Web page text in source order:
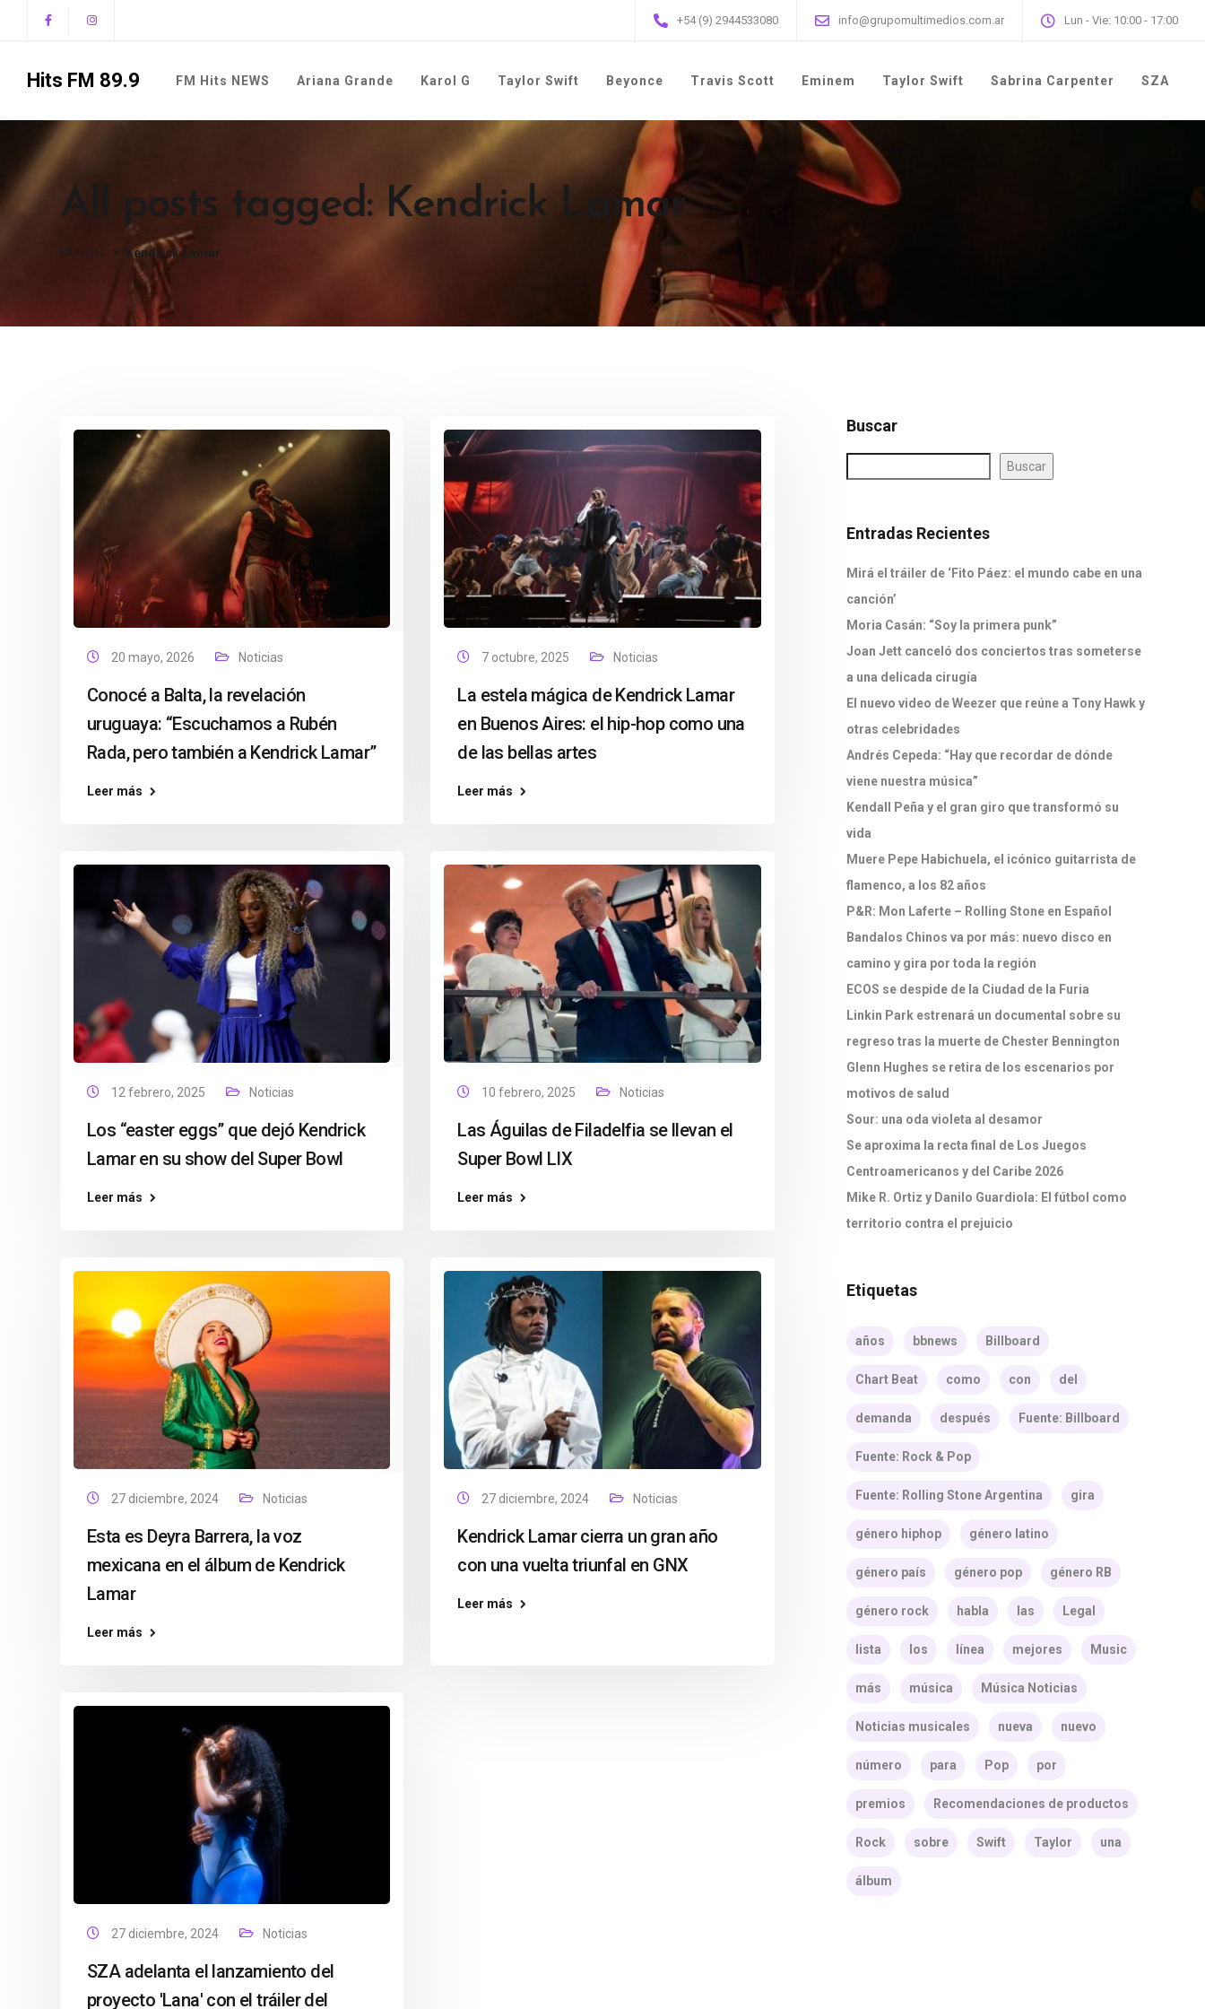
+54 (9) 2944533080 info@grupomultimedios.com.ar Lun - Vie: 10:00 - 17:00
Hits FM 89.9 FM Hits NEWS Ariana Grande Karol G Taylor Swift Beyonce Travis Scott Eminem Taylor Swift Sabrina Carpenter SZA
All posts tagged: Kendrick Lamar
Kendrick Lamar
20 mayo, 2026 Noticias
Conocé a Balta, la revelación
uruguaya: “Escuchamos a Rubén
Rada, pero también a Kendrick Lamar”
Leer más
7 octubre, 2025 Noticias
La estela mágica de Kendrick Lamar
en Buenos Aires: el hip-hop como una
de las bellas artes
Leer más
12 febrero, 2025 Noticias
Los “easter eggs” que dejó Kendrick
Lamar en su show del Super Bowl
Leer más
10 febrero, 2025 Noticias
Las Águilas de Filadelfia se llevan el
Super Bowl LIX
Leer más
27 diciembre, 2024 Noticias
Esta es Deyra Barrera, la voz
mexicana en el álbum de Kendrick
Lamar
Leer más
27 diciembre, 2024 Noticias
Kendrick Lamar cierra un gran año
con una vuelta triunfal en GNX
Leer más
27 diciembre, 2024 Noticias
SZA adelanta el lanzamiento del
proyecto 'Lana' con el tráiler del
Buscar
Buscar
Entradas Recientes
Mirá el tráiler de ‘Fito Páez: el mundo cabe en una
canción’
Moria Casán: “Soy la primera punk”
Joan Jett canceló dos conciertos tras someterse
a una delicada cirugía
El nuevo video de Weezer que reúne a Tony Hawk y
otras celebridades
Andrés Cepeda: “Hay que recordar de dónde
viene nuestra música”
Kendall Peña y el gran giro que transformó su
vida
Muere Pepe Habichuela, el icónico guitarrista de
flamenco, a los 82 años
P&R: Mon Laferte – Rolling Stone en Español
Bandalos Chinos va por más: nuevo disco en
camino y gira por toda la región
ECOS se despide de la Ciudad de la Furia
Linkin Park estrenará un documental sobre su
regreso tras la muerte de Chester Bennington
Glenn Hughes se retira de los escenarios por
motivos de salud
Sour: una oda violeta al desamor
Se aproxima la recta final de Los Juegos
Centroamericanos y del Caribe 2026
Mike R. Ortiz y Danilo Guardiola: El fútbol como
territorio contra el prejuicio
Etiquetas
años bbnews Billboard
Chart Beat como con del
demanda después Fuente: Billboard
Fuente: Rock & Pop
Fuente: Rolling Stone Argentina gira
género hiphop género latino
género país género pop género RB
género rock habla las Legal
lista los línea mejores Music
más música Música Noticias
Noticias musicales nueva nuevo
número para Pop por
premios Recomendaciones de productos
Rock sobre Swift Taylor una
álbum